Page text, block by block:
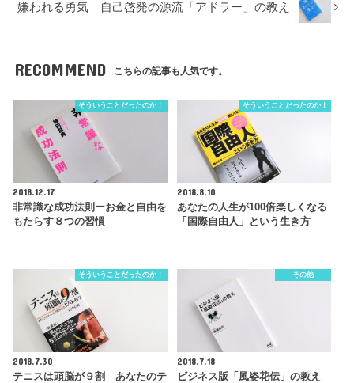
嫌われる勇気 自己啓発の源流「アドラー」の教え
RECOMMEND こちらの記事も人気です。
そういうことだったのか！
2018.12.17
非常識な成功法則ーお金と自由を
もたらす８つの習慣
そういうことだったのか！
2018.8.10
あなたの人生が100倍楽しくなる
「国際自由人」という生き方
そういうことだったのか！
2018.7.30
テニスは頭脳が９割 あなたのテ
その他
2018.7.18
ビジネス版「風姿花伝」の教え